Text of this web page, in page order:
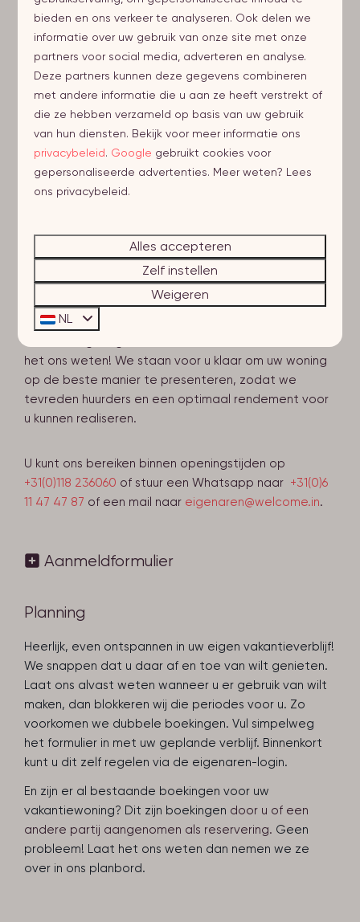
let op: de termijn waarbinnen uw woning zichtbaar is
binnen het aanbod kan per touroperator verschillen.
De woning wordt gelijktijdig bij alle touroperators
aangemeld.
Aanmeldformulier Verhuurservice
Vragen of meer informatie?
het ons weten! We staan voor u klaar om uw woning
op de beste manier te presenteren, zodat we
tevreden huurders en een optimaal rendement voor
u kunnen realiseren.
U kunt ons bereiken binnen openingstijden op
+31(0)118 236060 of stuur een Whatsapp naar +31(0)6
11 47 47 87 of een mail naar eigenaren@welcome.in.
Aanmeldformulier
Planning
Heerlijk, even ontspannen in uw eigen vakantieverblijf!
We snappen dat u daar af en toe van wilt genieten.
Laat ons alvast weten wanneer u er gebruik van wilt
maken, dan blokkeren wij die periodes voor u. Zo
voorkomen we dubbele boekingen. Vul simpelweg
het formulier in met uw geplande verblijf. Binnenkort
kunt u dit zelf regelen via de eigenaren-login.
En zijn er al bestaande boekingen voor uw
vakantiewoning? Dit zijn boekingen door u of een
andere partij aangenomen als reservering. Geen
probleem! Laat het ons weten dan nemen we ze
over in ons planbord.
bieden en ons verkeer te analyseren. Ook delen we
informatie over uw gebruik van onze site met onze
partners voor social media, adverteren en analyse.
Deze partners kunnen deze gegevens combineren
met andere informatie die u aan ze heeft verstrekt of
die ze hebben verzameld op basis van uw gebruik
van hun diensten. Bekijk voor meer informatie ons
privacybeleid. Google gebruikt cookies voor
gepersonaliseerde advertenties. Meer weten? Lees
ons privacybeleid.
Alles accepteren
Zelf instellen
Weigeren
NL